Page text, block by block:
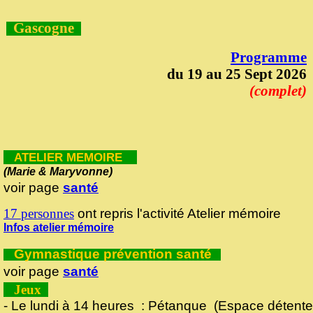
Gascogne
Programme
du 19 au 25 Sept 2026
(complet)
ATELIER MEMOIRE
(Marie & Maryvonne)
voir page santé
17 personnes ont repris l'activité Atelier mémoire
Infos atelier mémoire
Gymnastique prévention santé
voir page santé
Jeux
- Le lundi à 14 heures : Pétanque (Espace